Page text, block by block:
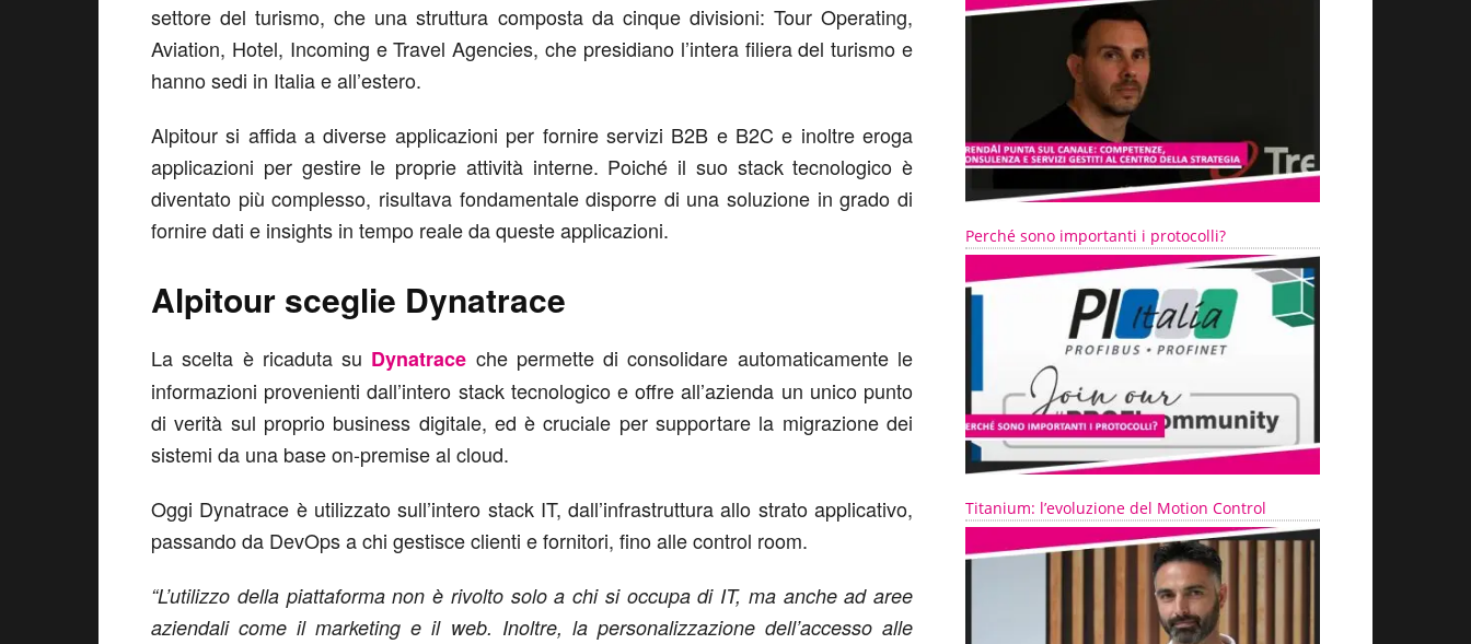
settore del turismo, che una struttura composta da cinque divisioni: Tour Operating,
Aviation, Hotel, Incoming e Travel Agencies, che presidiano l’intera filiera del turismo e
hanno sedi in Italia e all’estero.
Alpitour si affida a diverse applicazioni per fornire servizi B2B e B2C e inoltre eroga
applicazioni per gestire le proprie attività interne. Poiché il suo stack tecnologico è
diventato più complesso, risultava fondamentale disporre di una soluzione in grado di
fornire dati e insights in tempo reale da queste applicazioni.
Alpitour sceglie Dynatrace
La scelta è ricaduta su Dynatrace che permette di consolidare automaticamente le
informazioni provenienti dall’intero stack tecnologico e offre all’azienda un unico punto
di verità sul proprio business digitale, ed è cruciale per supportare la migrazione dei
sistemi da una base on-premise al cloud.
Oggi Dynatrace è utilizzato sull’intero stack IT, dall’infrastruttura allo strato applicativo,
passando da DevOps a chi gestisce clienti e fornitori, fino alle control room.
“L’utilizzo della piattaforma non è rivolto solo a chi si occupa di IT, ma anche ad aree
aziendali come il marketing e il web. Inoltre, la personalizzazione dell’accesso alle
Perché sono importanti i protocolli?
Titanium: l’evoluzione del Motion Control